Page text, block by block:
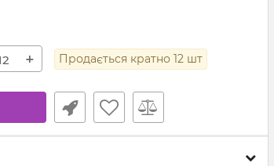
+ Продається кратно 12 шт